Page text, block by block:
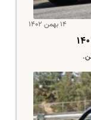
۱۴ بهمن ۱۴۰۲